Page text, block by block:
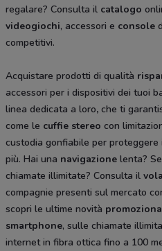
regalare? Consulta il catalogo
videogiochi, accessori e console
competitivi.
Acquistare prodotti di qualità
accessori per i dispositivi dei tuoi
linea dedicata a loro, che ti
come le cuffie stereo con
custodia gonfiabile per
più. Hai una navigazione lenta?
chiamate illimitate? Consulta il
compagnie presenti sul mercato
scopri le ultime novità
smartphone, sulle chiamate
internet in fibra ottica fino a 100